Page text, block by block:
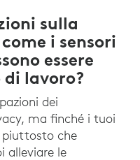
sulla
i sensori
essere
lavoro?
dei
ma finché i tuoi
piuttosto che
alleviare le